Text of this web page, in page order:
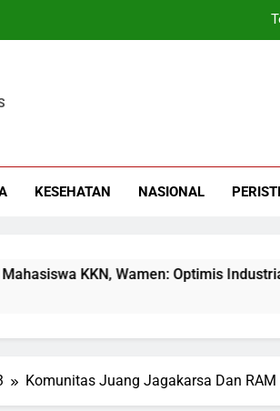
KESEHATAN NASIONAL
KKN, Wamen: Optimis Industrialisasi
Komunitas Juang Jagakarsa Dan